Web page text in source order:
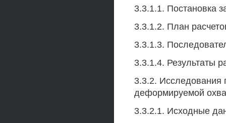
3.3.1.1. Постановка
3.3.1.2. План
3.3.1.3.
3.3.1.4. Результаты
3.3.2. Исследования
деформируемой
3.3.2.1. Исходные